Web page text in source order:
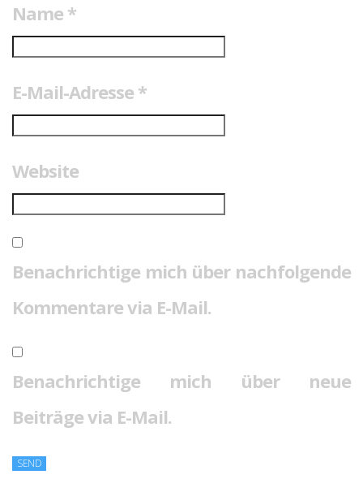
Name *
E-Mail-Adresse *
Website
Benachrichtige mich über nachfolgende
Kommentare via E-Mail.
Benachrichtige mich über neue
Beiträge via E-Mail.